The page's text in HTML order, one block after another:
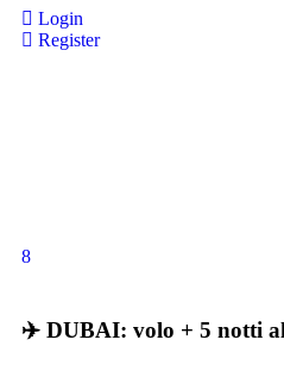
Login
Register
8
✈️ DUBAI: volo + 5 notti